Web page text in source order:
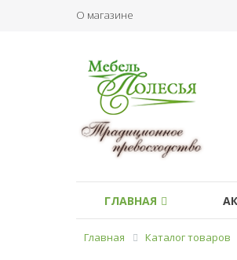
О магазине
ГЛАВНАЯ
Главная Каталог товаров